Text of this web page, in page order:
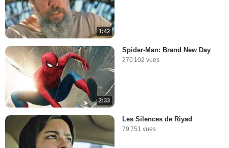
1:42
2:33
Spider-Man: Brand New Day
270 102 vues
Les Silences de Riyad
79 751 vues